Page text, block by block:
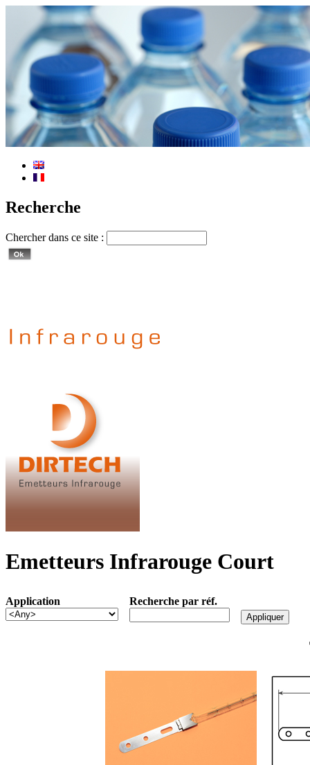
Recherche
Chercher dans ce site :
Emetteurs Infrarouge Court
Application Recherche par réf.